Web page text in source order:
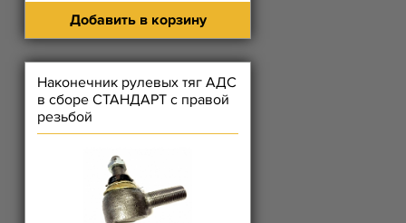
Добавить в корзину
Наконечник рулевых тяг АДС
в сборе СТАНДАРТ с правой
резьбой